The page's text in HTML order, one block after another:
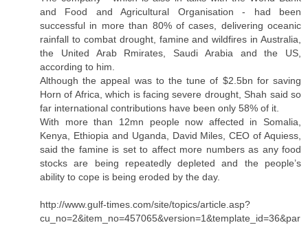
and Food and Agricultural Organisation - had been
successful in more than 80% of cases, delivering oceanic
rainfall to combat drought, famine and wildfires in Australia,
the United Arab Rmirates, Saudi Arabia and the US,
according to him.
Although the appeal was to the tune of $2.5bn for saving
Horn of Africa, which is facing severe drought, Shah said so
far international contributions have been only 58% of it.
With more than 12mn people now affected in Somalia,
Kenya, Ethiopia and Uganda, David Miles, CEO of Aquiess,
said the famine is set to affect more numbers as any food
stocks are being repeatedly depleted and the people’s
ability to cope is being eroded by the day.
http://www.gulf-times.com/site/topics/article.asp?
cu_no=2&item_no=457065&version=1&template_id=36&par